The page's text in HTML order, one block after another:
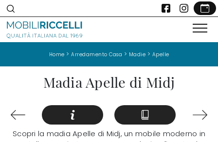
Home > Arredamento Casa > Madie > Apelle
Madia Apelle di Midj
Scopri la madia Apelle di Midj, un mobile moderno in